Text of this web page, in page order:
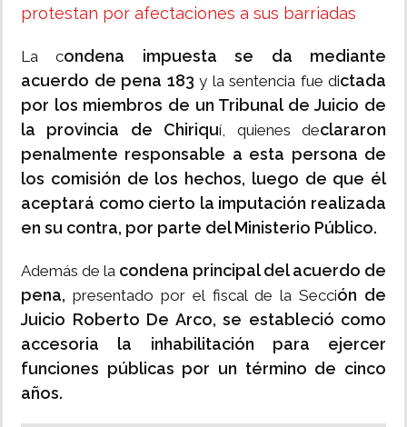
protestan por afectaciones a sus barriadas
La condena impuesta se da mediante
acuerdo de pena 183 y la sentencia fue dictada
por los miembros de un Tribunal de Juicio de
la provincia de Chiriquí, quienes declararon
penalmente responsable a esta persona de
los comisión de los hechos, luego de que él
aceptará como cierto la imputación realizada
en su contra, por parte del Ministerio Público.
Además de la condena principal del acuerdo de
pena, presentado por el fiscal de la Sección de
Juicio Roberto De Arco, se estableció como
accesoria la inhabilitación para ejercer
funciones públicas por un término de cinco
años.